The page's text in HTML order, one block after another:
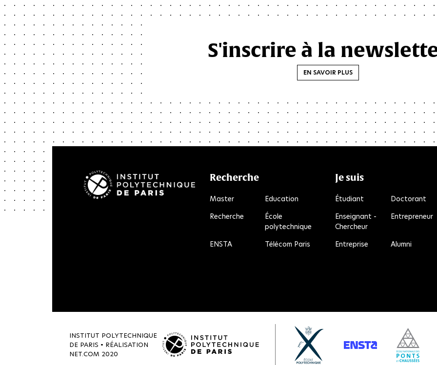
S'inscrire à la
EN SAVOIR PLUS
Recherche
Master
Education
Recherche
École
polytechnique
ENSTA
Télécom Paris
Je suis
Étudiant
Doctorant
Enseignant -
Chercheur
Entrepreneur
Entreprise Alumni
INSTITUT POLYTECHNIQUE
DE PARIS • RÉALISATION
NET.COM 2020